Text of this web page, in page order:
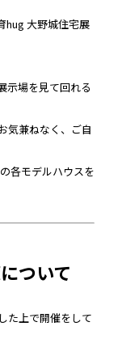
hug 大野城住宅展
示場を見て回れる
気兼ねなく、ご自
各モデルハウスを
ついて
た上で開催をして